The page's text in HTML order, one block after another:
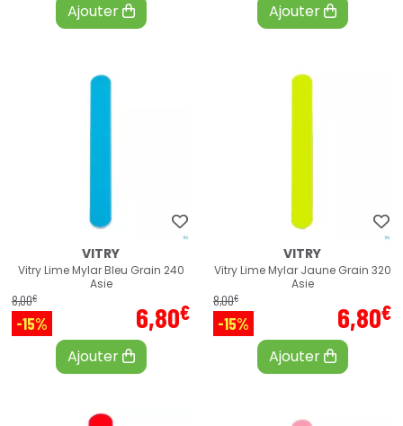
Ajouter Ajouter
VITRY
Vitry Lime Mylar Bleu Grain 240
Asie
8,00€
-15% 6,80€
Ajouter
VITRY
Vitry Lime Mylar Jaune Grain 320
Asie
8,00€
-15% 6,80€
Ajouter